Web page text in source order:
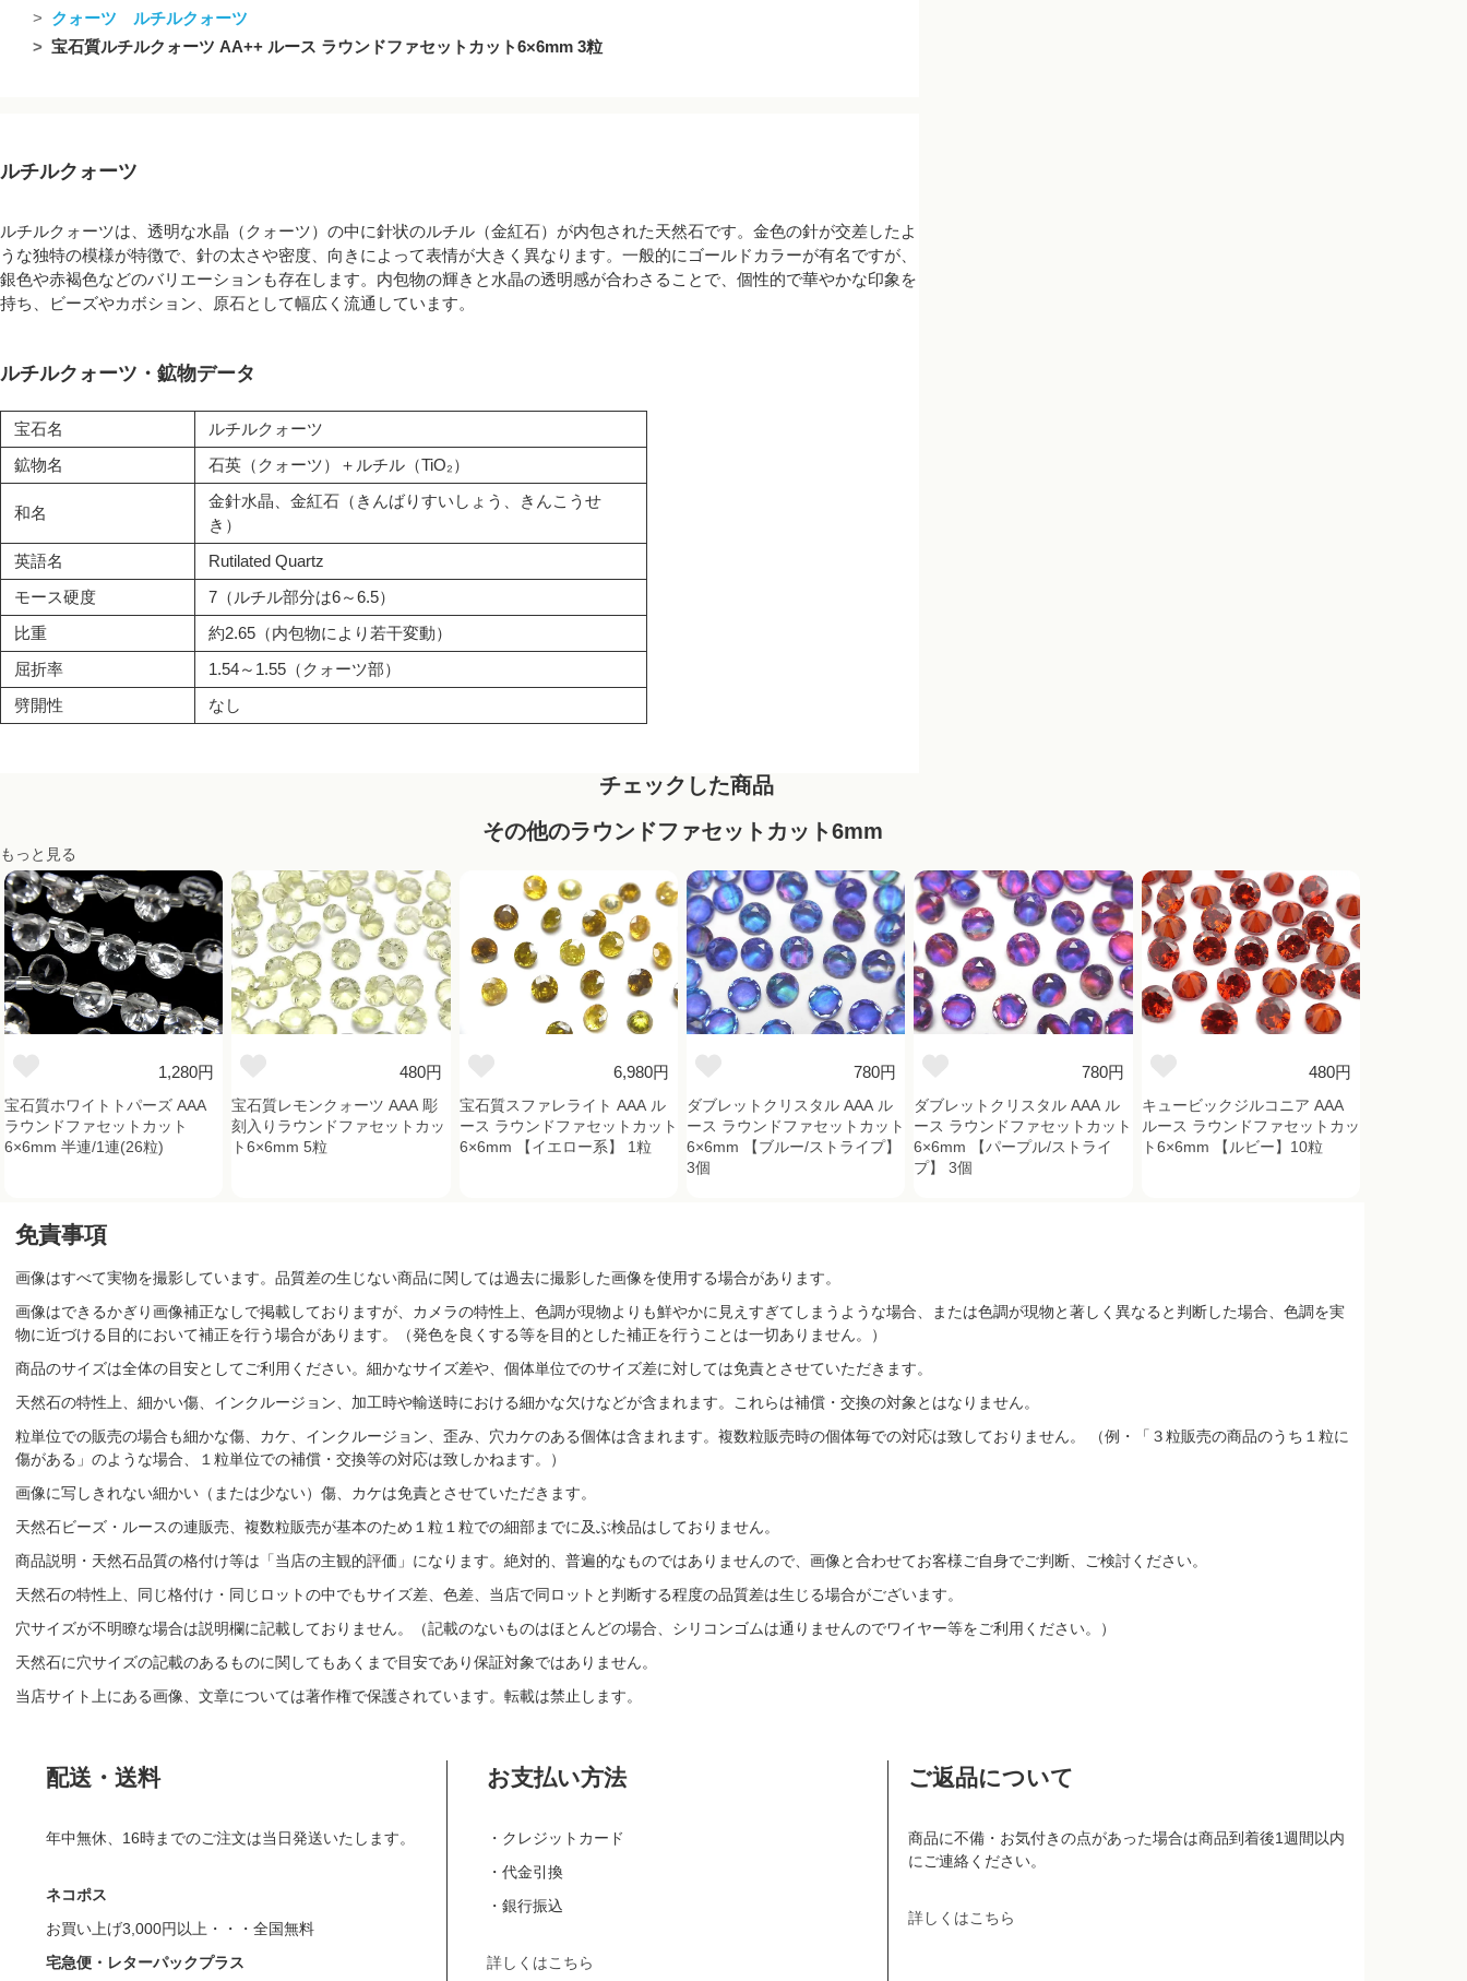
クォーツ ルチルクォーツ
宝石質ルチルクォーツ AA++ ルース ラウンドファセットカット6×6mm 3粒
ルチルクォーツ
ルチルクォーツは、透明な水晶（クォーツ）の中に針状のルチル（金紅石）が内包された天然石です。金色の針が交差したよ
うな独特の模様が特徴で、針の太さや密度、向きによって表情が大きく異なります。一般的にゴールドカラーが有名ですが、
銀色や赤褐色などのバリエーションも存在します。内包物の輝きと水晶の透明感が合わさることで、個性的で華やかな印象を
持ち、ビーズやカボション、原石として幅広く流通しています。
ルチルクォーツ・鉱物データ
宝石名
ルチルクォーツ
鉱物名
石英（クォーツ）＋ルチル（TiO₂）
和名
金針水晶、金紅石（きんばりすいしょう、きんこうせ
き）
英語名
Rutilated Quartz
モース硬度
7（ルチル部分は6～6.5）
比重
約2.65（内包物により若干変動）
屈折率
1.54～1.55（クォーツ部）
劈開性
なし
チェックした商品
その他のラウンドファセットカット6mm
もっと見る
1,280円
宝石質ホワイトトパーズ AAA
ラウンドファセットカット
6×6mm 半連/1連(26粒)
480円
宝石質レモンクォーツ AAA 彫
刻入りラウンドファセットカッ
ト6×6mm 5粒
6,980円
宝石質スファレライト AAA ル
ース ラウンドファセットカット
6×6mm 【イエロー系】 1粒
780円
ダブレットクリスタル AAA ル
ース ラウンドファセットカット
6×6mm 【ブルー/ストライプ】
3個
780円
ダブレットクリスタル AAA ル
ース ラウンドファセットカット
6×6mm 【パープル/ストライ
プ】 3個
480円
キュービックジルコニア AAA
ルース ラウンドファセットカッ
ト6×6mm 【ルビー】10粒
免責事項
画像はすべて実物を撮影しています。品質差の生じない商品に関しては過去に撮影した画像を使用する場合があります。
画像はできるかぎり画像補正なしで掲載しておりますが、カメラの特性上、色調が現物よりも鮮やかに見えすぎてしまうような場合、または色調が現物と著しく異なると判断した場合、色調を実
物に近づける目的において補正を行う場合があります。（発色を良くする等を目的とした補正を行うことは一切ありません。）
商品のサイズは全体の目安としてご利用ください。細かなサイズ差や、個体単位でのサイズ差に対しては免責とさせていただきます。
天然石の特性上、細かい傷、インクルージョン、加工時や輸送時における細かな欠けなどが含まれます。これらは補償・交換の対象とはなりません。
粒単位での販売の場合も細かな傷、カケ、インクルージョン、歪み、穴カケのある個体は含まれます。複数粒販売時の個体毎での対応は致しておりません。 （例・「３粒販売の商品のうち１粒に
傷がある」のような場合、１粒単位での補償・交換等の対応は致しかねます。）
画像に写しきれない細かい（または少ない）傷、カケは免責とさせていただきます。
天然石ビーズ・ルースの連販売、複数粒販売が基本のため１粒１粒での細部までに及ぶ検品はしておりません。
商品説明・天然石品質の格付け等は「当店の主観的評価」になります。絶対的、普遍的なものではありませんので、画像と合わせてお客様ご自身でご判断、ご検討ください。
天然石の特性上、同じ格付け・同じロットの中でもサイズ差、色差、当店で同ロットと判断する程度の品質差は生じる場合がございます。
穴サイズが不明瞭な場合は説明欄に記載しておりません。（記載のないものはほとんどの場合、シリコンゴムは通りませんのでワイヤー等をご利用ください。）
天然石に穴サイズの記載のあるものに関してもあくまで目安であり保証対象ではありません。
当店サイト上にある画像、文章については著作権で保護されています。転載は禁止します。
配送・送料
年中無休、16時までのご注文は当日発送いたします。
ネコポス
お買い上げ3,000円以上・・・全国無料
宅急便・レターパックプラス
お支払い方法
・クレジットカード
・代金引換
・銀行振込
詳しくはこちら
ご返品について
商品に不備・お気付きの点があった場合は商品到着後1週間以内
にご連絡ください。
詳しくはこちら